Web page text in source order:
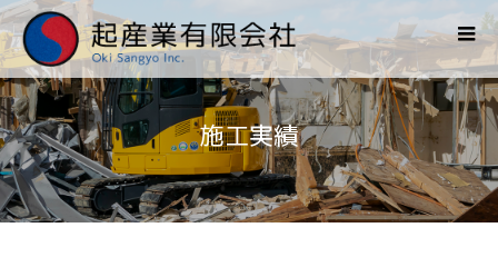
施工実績